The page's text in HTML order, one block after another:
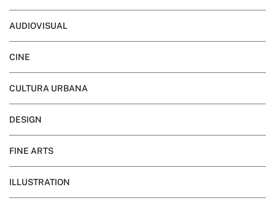
AUDIOVISUAL
CINE
CULTURA URBANA
DESIGN
FINE ARTS
ILLUSTRATION